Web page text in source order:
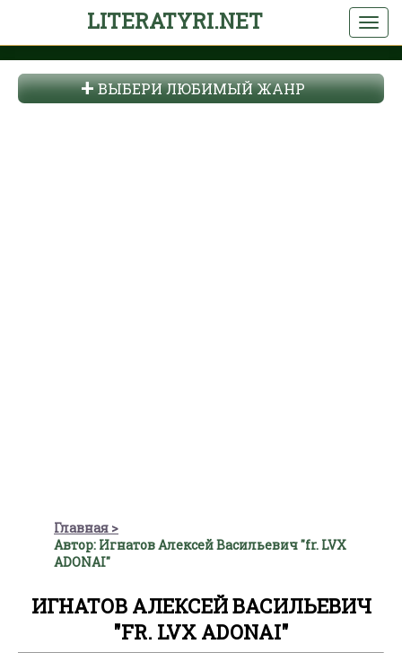
LITERATYRI.NET
ВЫБЕРИ ЛЮБИМЫЙ ЖАНР
Главная
Автор: Игнатов Алексей Васильевич "fr. LVX
ADONAI"
ИГНАТОВ АЛЕКСЕЙ ВАСИЛЬЕВИЧ
"FR. LVX ADONAI"